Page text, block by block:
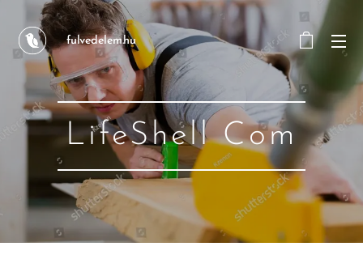
fulvedelem.hu
LifeShell Com